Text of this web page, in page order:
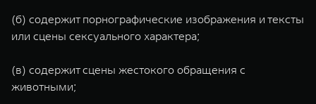
(б) содержит порнографические изображения и тексты
или сцены сексуального характера;
(в) содержит сцены жестокого обращения с
животными;